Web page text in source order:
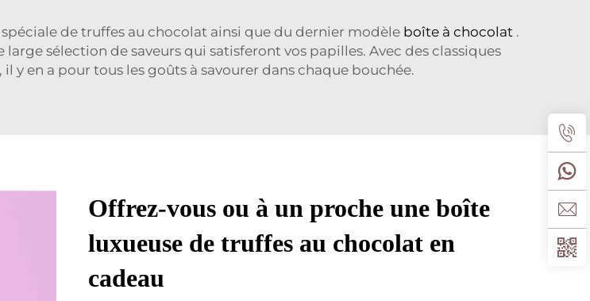
de truffes au chocolat ainsi que du dernier modèle boîte à chocolat .
sélection de saveurs qui satisferont vos papilles. Avec des classiques
en a pour tous les goûts à savourer dans chaque bouchée.
Offrez-vous ou à un proche une boîte
luxueuse de truffes au chocolat en
cadeau